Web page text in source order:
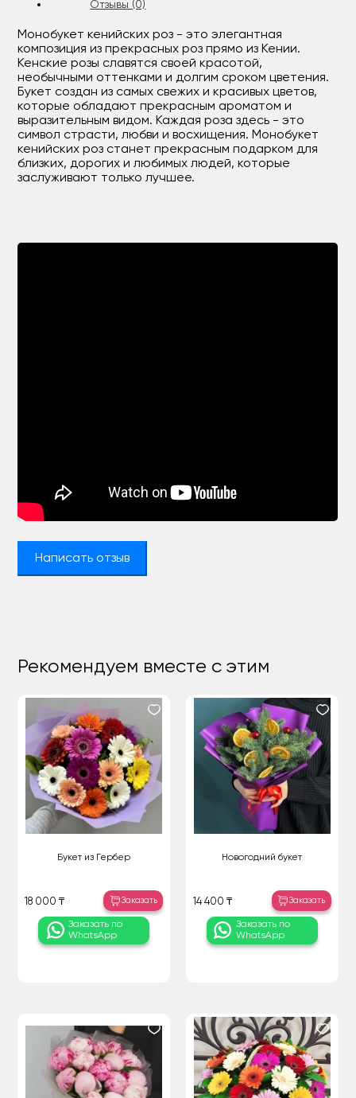
Отзывы (0)
Монобукет кенийских роз - это элегантная
композиция из прекрасных роз прямо из Кении.
Кенские розы славятся своей красотой,
необычными оттенками и долгим сроком цветения.
Букет создан из самых свежих и красивых цветов,
которые обладают прекрасным ароматом и
выразительным видом. Каждая роза здесь - это
символ страсти, любви и восхищения. Монобукет
кенийских роз станет прекрасным подарком для
близких, дорогих и любимых людей, которые
заслуживают только лучшее.
Написать отзыв
Рекомендуем вместе с этим
Букет из Гербер
18 000 ₸ Заказать
Заказать по
WhatsApp
Новогодний букет
14 400 ₸ Заказать
Заказать по
WhatsApp